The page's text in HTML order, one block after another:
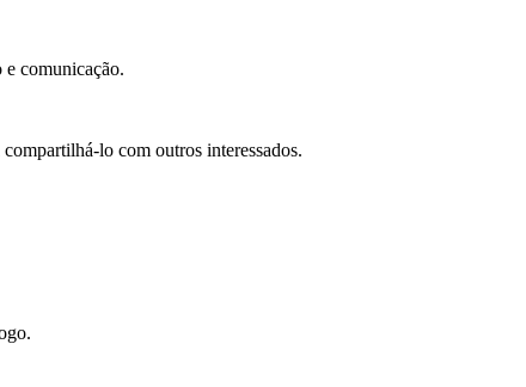
comunicação.
lo com outros interessados.